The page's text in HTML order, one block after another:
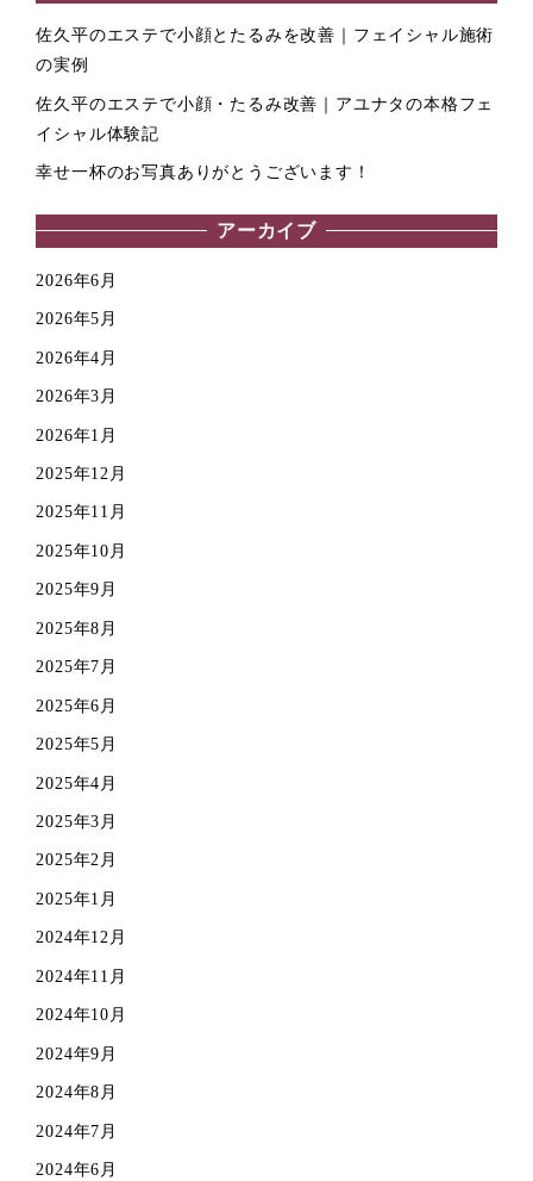
佐久平のエステで小顔とたるみを改善｜フェイシャル施術
の実例
佐久平のエステで小顔・たるみ改善｜アユナタの本格フェ
イシャル体験記
幸せ一杯のお写真ありがとうございます！
アーカイブ
2026年6月
2026年5月
2026年4月
2026年3月
2026年1月
2025年12月
2025年11月
2025年10月
2025年9月
2025年8月
2025年7月
2025年6月
2025年5月
2025年4月
2025年3月
2025年2月
2025年1月
2024年12月
2024年11月
2024年10月
2024年9月
2024年8月
2024年7月
2024年6月